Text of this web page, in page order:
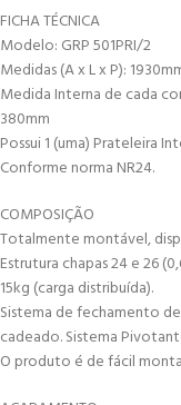
FICHA TÉCNICA
Modelo: GRP 501PRI/2
Medidas (A x L x P):
Medida Interna de cada
380mm
Possui 1 (uma) Prateleira
Conforme norma NR24.
COMPOSIÇÃO
Totalmente montável,
Estrutura chapas 24 e 26
15kg (carga distribuída).
Sistema de fechamento
cadeado. Sistema
O produto é de fácil